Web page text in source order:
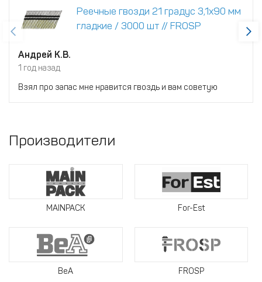
Реечные гвозди 21 градус 3,1x90 мм
гладкие / 3000 шт // FROSP
Андрей К.В.
1 год назад
Взял про запас мне нравится гвоздь и вам советую
Производители
MAINPACK For-Est
BeA FROSP